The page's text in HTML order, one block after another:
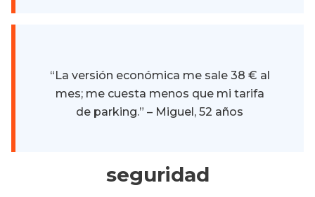
“La versión económica me sale 38 € al
mes; me cuesta menos que mi tarifa
de parking.” – Miguel, 52 años
seguridad